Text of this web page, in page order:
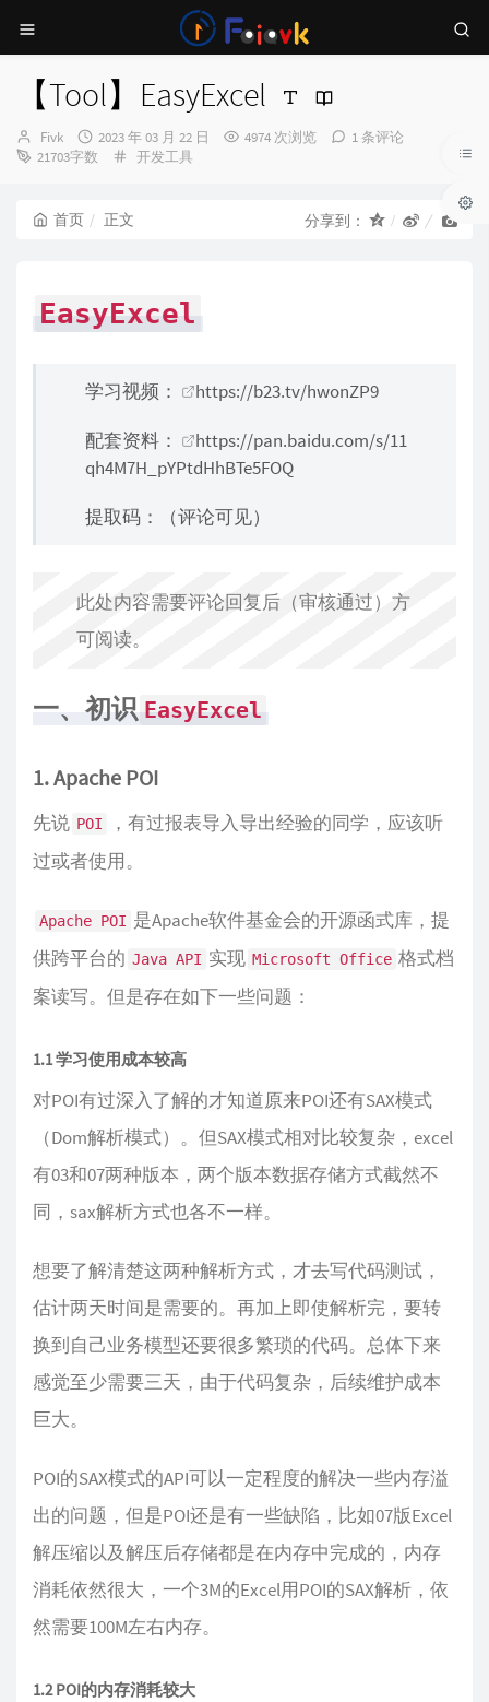
【Tool】EasyExcel
博
主：
Fivk
发
2023 年 03 月 22 日 4974 次浏览
1 条评论
21703字数
分
开发工具
首页 正文 分享到：
EasyExcel
学习视频： https://b23.tv/hwonZP9
配套资料：
https://pan.baidu.com/s/11
qh4M7H_pYPtdHhBTe5FOQ
提取码：（评论可见）
此处内容需要评论回复后（审核通过）方
可阅读。
一、初识 EasyExcel
1. Apache POI
先说 POI
，有过报表导入导出经验的同学，应该听
过或者使用。
Apache POI 是Apache软件基金会的开源函式库，提
供跨平台的 Java API 实现 Microsoft Office 格式档
案读写。但是存在如下一些问题：
1.1 学习使用成本较高
对POI有过深入了解的才知道原来POI还有SAX模式
（Dom解析模式）。但SAX模式相对比较复杂，excel
有03和07两种版本，两个版本数据存储方式截然不
同，sax解析方式也各不一样。
想要了解清楚这两种解析方式，才去写代码测试，
估计两天时间是需要的。再加上即使解析完，要转
换到自己业务模型还要很多繁琐的代码。总体下来
感觉至少需要三天，由于代码复杂，后续维护成本
巨大。
POI的SAX模式的API可以一定程度的解决一些内存溢
出的问题，但是POI还是有一些缺陷，比如07版Excel
解压缩以及解压后存储都是在内存中完成的，内存
消耗依然很大，一个3M的Excel用POI的SAX解析，依
然需要100M左右内存。
1.2 POI的内存消耗较大